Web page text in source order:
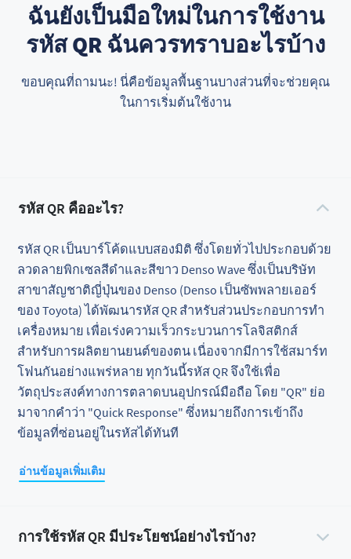
ฉันยังเป็นมือใหม่ในการใช้งาน
รหัส QR ฉันควรทราบอะไรบ้าง
ขอบคุณที่ถามนะ! นี่คือข้อมูลพื้นฐานบางส่วนที่จะช่วยคุณ
ในการเริ่มต้นใช้งาน
รหัส QR คืออะไร?
รหัส QR เป็นบาร์โค้ดแบบสองมิติ ซึ่งโดยทั่วไปประกอบด้วย
ลวดลายพิกเซลสีดำและสีขาว Denso Wave ซึ่งเป็นบริษัท
สาขาสัญชาติญี่ปุ่นของ Denso (Denso เป็นซัพพลายเออร์
ของ Toyota) ได้พัฒนารหัส QR สำหรับส่วนประกอบการทำ
เครื่องหมาย เพื่อเร่งความเร็วกระบวนการโลจิสติกส์
สำหรับการผลิตยานยนต์ของตน เนื่องจากมีการใช้สมาร์ท
โฟนกันอย่างแพร่หลาย ทุกวันนี้รหัส QR จึงใช้เพื่อ
วัตถุประสงค์ทางการตลาดบนอุปกรณ์มือถือ โดย "QR" ย่อ
มาจากคำว่า "Quick Response" ซึ่งหมายถึงการเข้าถึง
ข้อมูลที่ซ่อนอยู่ในรหัสได้ทันที
อ่านข้อมูลเพิ่มเติม
การใช้รหัส QR มีประโยชน์อย่างไรบ้าง?